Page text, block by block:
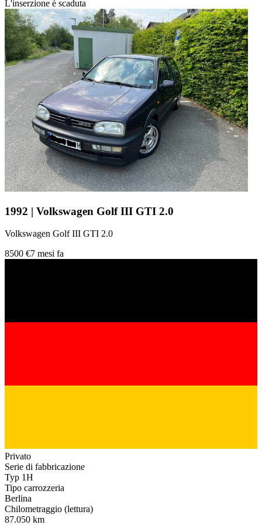
L'inserzione è scaduta
1992 | Volkswagen Golf III GTI 2.0
Volkswagen Golf III GTI 2.0
8500 €7 mesi fa
Privato
Serie di fabbricazione
Typ 1H
Tipo carrozzeria
Berlina
Chilometraggio (lettura)
87.050 km